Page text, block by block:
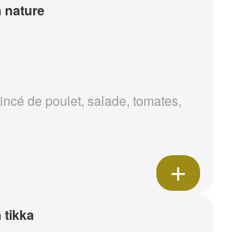
nature
de poulet, salade, tomates,
tikka